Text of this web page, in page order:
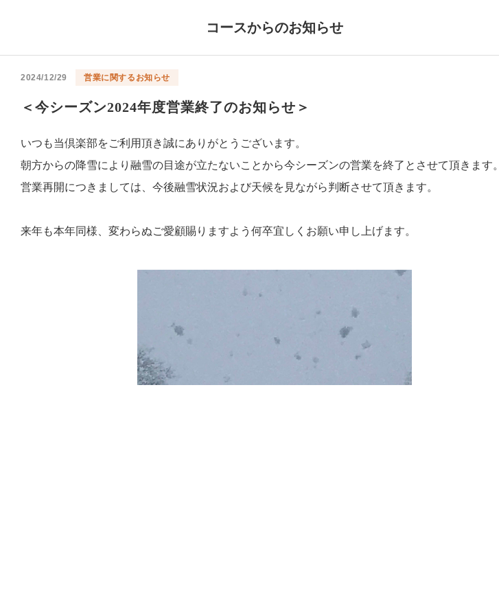
コースからのお知らせ
2024/12/29 営業に関するお知らせ
＜今シーズン2024年度営業終了のお知らせ＞
いつも当倶楽部をご利用頂き誠にありがとうございます。
朝方からの降雪により融雪の目途が立たないことから今シーズンの営業を終了とさせて頂きます。
営業再開につきましては、今後融雪状況および天候を見ながら判断させて頂きます。
来年も本年同様、変わらぬご愛顧賜りますよう何卒宜しくお願い申し上げます。